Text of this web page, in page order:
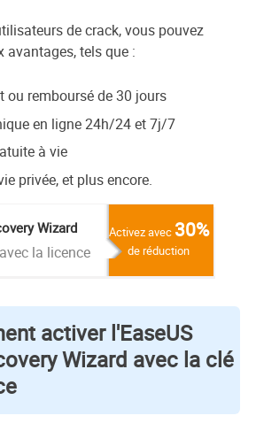
de crack, vous pouvez
avantages, tels que :
ou remboursé de 30 jours
en ligne 24h/24 et 7j/7
à vie
privée, et plus encore.
Wizard
la licence
Activez avec 30%
de réduction
activer l'EaseUS
Wizard avec la clé